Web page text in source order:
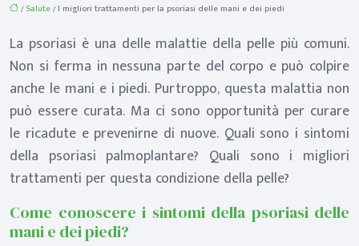
/Salute/ I migliori trattamenti per la psoriasi delle mani e dei piedi
La psoriasi è una delle malattie della pelle più comuni.
Non si ferma in nessuna parte del corpo e può colpire
anche le mani e i piedi. Purtroppo, questa malattia non
può essere curata. Ma ci sono opportunità per curare
le ricadute e prevenirne di nuove. Quali sono i sintomi
della psoriasi palmoplantare? Quali sono i migliori
trattamenti per questa condizione della pelle?
Come conoscere i sintomi della psoriasi delle
mani e dei piedi?